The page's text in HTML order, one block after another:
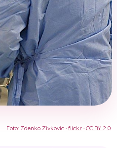
Foto: Zdenko Zivkovic · flickr · CC BY 2.0